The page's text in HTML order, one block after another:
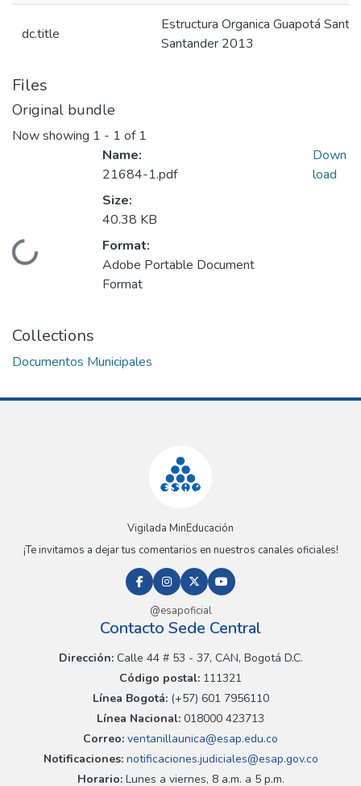
dc.title
Estructura Organica Guapotá
Santander 2013
Files
Original bundle
Now showing 1 - 1 of 1
Loading...
Name:
21684-1.pdf
Size:
40.38 KB
Format:
Adobe Portable Document
Format
Down
load
Collections
Documentos Municipales
Vigilada MinEducación
¡Te invitamos a dejar tus comentarios en nuestros canales oficiales!
@esapoficial
Contacto Sede Central
Dirección:Calle 44 # 53 - 37, CAN, Bogotá D.C.
Código postal: 111321
Línea Bogotá:(+57) 601 7956110
Línea Nacional: 018000 423713
Correo: ventanillaunica@esap.edu.co
Notificaciones:notificaciones.judiciales@esap.gov.co
Horario:Lunes a viernes, 8 a.m. a 5 p.m.